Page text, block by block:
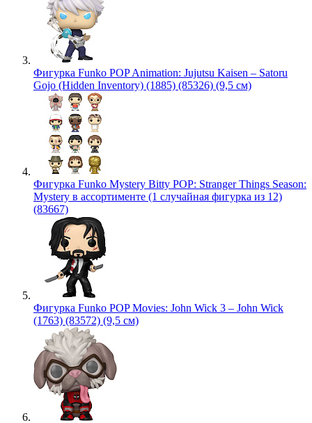
Фигурка Funko POP Animation: Jujutsu Kaisen – Satoru
Gojo (Hidden Inventory) (1885) (85326) (9,5 см)
Фигурка Funko Mystery Bitty POP: Stranger Things Season:
Mystery в ассортименте (1 случайная фигурка из 12)
(83667)
Фигурка Funko POP Movies: John Wick 3 – John Wick
(1763) (83572) (9,5 см)